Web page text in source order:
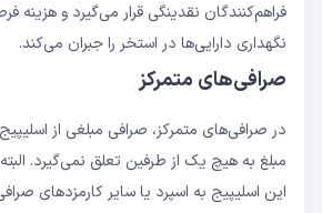
فراهم‌کنندگان نقدینگی قرار می‌گیرد و
نگهداری دارایی‌ها در استخر را جبران می‌کند.
صرافی‌های متمرکز
در صرافی‌های متمرکز، صرافی مبلغی از اسلیپیج
مبلغ به هیچ یک از طرفین تعلق نمی‌گیرد.
این اسلیپیج به اسپرد یا سایر کارمزدهای